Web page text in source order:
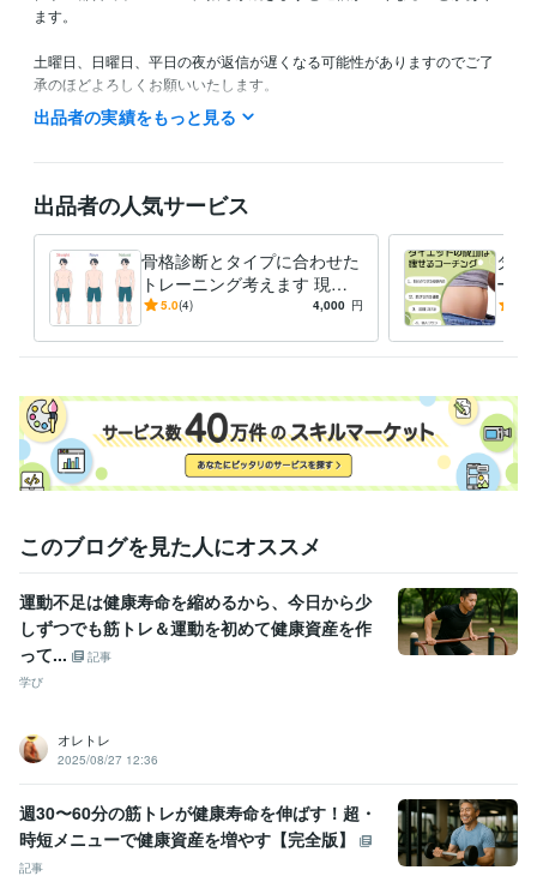
ます。
土曜日、日曜日、平日の夜が返信が遅くなる可能性がありますのでご了
承のほどよろしくお願いいたします。
経験職種
ライフスタイル・その他 / マッサージ師・セラピスト
経験年数 : 12
ライフスタイル・その他 / カウンセラー・コーチ
ライフスタイル・その他 / その他 経験年数 : 12年
職歴
株式会社加圧トレーニングスタジオ 2010年3月 ~ 2012年2月
資格・検定
取得年 : 2011年
全米エクササイズ＆スポーツトレーナー協会パーソナルトレーナー
取得年 : 2012年
加圧トレーニングインストラクター 取得年 : 2012年
住まい・美容・生活相談
腸内環境の改善と軽い筋トレのダイエット
血管を強化して血流を良くし体調を整える
ダイエット・食事
出品者の実績をもっと見る
出品者の人気サービス
骨格診断とタイプに合わせた
トレーニング考えます 現役
パーソナルトレーナーが骨格
成
5.0(4) 4,000 円
ダイ
ーチ
ため
このブログを見た人にオススメ
運動不足は健康寿命を縮めるから、今日から少
しずつでも筋トレ＆運動を初めて健康資産を作
って...
記事
学び
オレトレ
2025/08/27 12:36
週30〜60分の筋トレが健康寿命を伸ばす！超・
時短メニューで健康資産を増やす【完全版】
記事